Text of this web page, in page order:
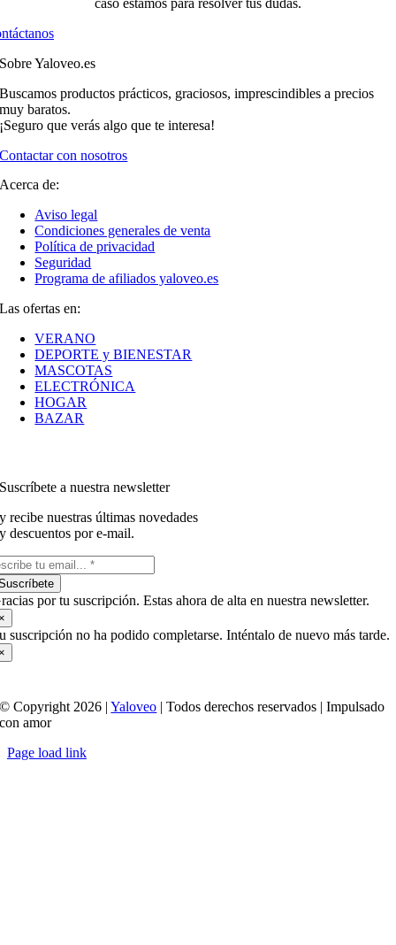
caso estamos para resolver tus dudas.
Sobre Yaloveo.es
Buscamos productos prácticos, graciosos, imprescindibles a precios
muy baratos.
¡Seguro que verás algo que te interesa!
Contactar con nosotros
Acerca de:
Aviso legal
Condiciones generales de venta
Política de privacidad
Seguridad
Programa de afiliados yaloveo.es
Las ofertas en:
VERANO
DEPORTE y BIENESTAR
MASCOTAS
ELECTRÓNICA
HOGAR
BAZAR
Suscríbete a nuestra newsletter
y recibe nuestras últimas novedades
y descuentos por e-mail.
por tu suscripción. Estas ahora de alta en nuestra newsletter.
suscripción no ha podido completarse. Inténtalo de nuevo más tarde.
© Copyright 2026 |Yaloveo | Todos derechos reservados | Impulsado
con amor
Page load link